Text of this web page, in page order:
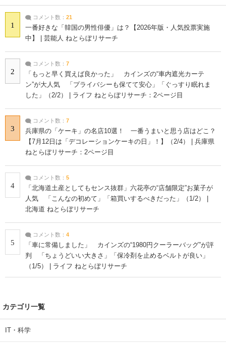
1
コメント数： 21
一番好きな「韓国の男性俳優」は？【2026年版・人気投票実施
中】 | 芸能人 ねとらぼリサーチ
2
コメント数： 7
「もっと早く買えば良かった」 カインズの“車内遮光カーテ
ン”が大人気 「プライバシーも保てて安心」「ぐっすり眠れま
した」（2/2） | ライフ ねとらぼリサーチ：2ページ目
3
コメント数： 7
兵庫県の「ケーキ」の名店10選！ 一番うまいと思う店はどこ？
【7月12日は「デコレーションケーキの日」！】（2/4） | 兵庫県
ねとらぼリサーチ：2ページ目
4
コメント数： 5
「北海道土産としてもセンス抜群」六花亭の“店舗限定”お菓子が
人気 「こんなの初めて」「箱買いするべきだった」（1/2） |
北海道 ねとらぼリサーチ
5
コメント数： 4
「車に常備しました」 カインズの“1980円クーラーバッグ”が評
判 「ちょうどいい大きさ」「保冷剤を止めるベルトが良い」
（1/5） | ライフ ねとらぼリサーチ
カテゴリ一覧
IT・科学